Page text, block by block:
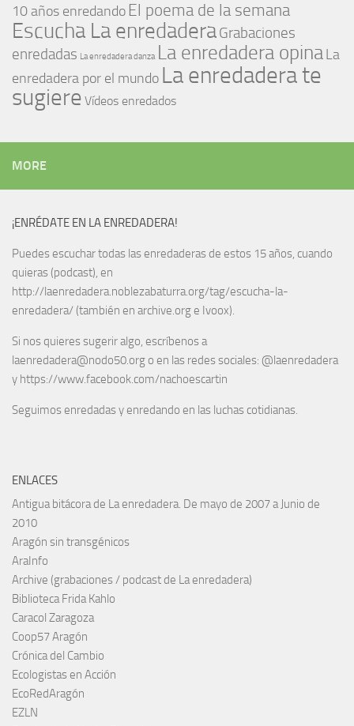
10 años enredando El poema de la semana
Escucha La enredaderaGrabaciones
enredadas La enredadera danza La enredadera opinaLa
enredadera por el mundo La enredadera te
sugiere Vídeos enredados
MORE
¡ENRÉDATE EN LA ENREDADERA!
Puedes escuchar todas las enredaderas de estos 15 años, cuando
quieras (podcast), en
http://laenredadera.noblezabaturra.org/tag/escucha-la-
enredadera/ (también en archive.org e Ivoox).
Si nos quieres sugerir algo, escríbenos a
laenredadera@nodo50.org o en las redes sociales: @laenredadera
y https://www.facebook.com/nachoescartin
Seguimos enredadas y enredando en las luchas cotidianas.
ENLACES
Antigua bitácora de La enredadera. De mayo de 2007 a Junio de
2010
Aragón sin transgénicos
AraInfo
Archive (grabaciones / podcast de La enredadera)
Biblioteca Frida Kahlo
Caracol Zaragoza
Coop57 Aragón
Crónica del Cambio
Ecologistas en Acción
EcoRedAragón
EZLN